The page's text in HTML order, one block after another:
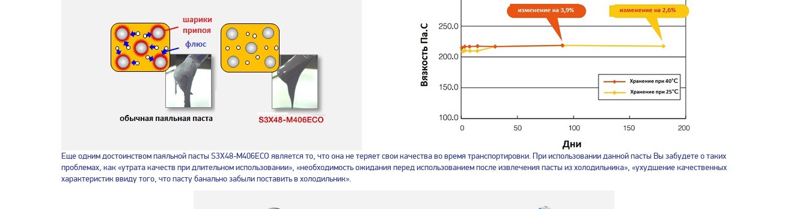
Еще одним достоинством паяльной пасты S3X48-M406ECO является то, что она не теряет свои качества во время транспортировки. При использовании данной пасты Вы забудете о таких
проблемах, как «утрата качеств при длительном использовании», «необходимость ожидания перед использованием после извлечения пасты из холодильника», «ухудшение качественных
характеристик ввиду того, что пасту банально забыли поставить в холодильник».